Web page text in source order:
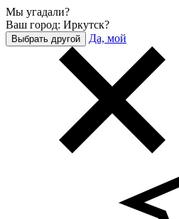
Мы угадали?
Ваш город: Иркутск?
Выбрать другой Да, мой